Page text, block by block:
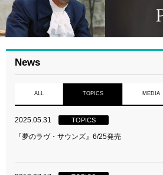
News
ALL TOPICS MEDIA
2025.05.31 TOPICS
『夢のラヴ・サウンズ』6/25発売